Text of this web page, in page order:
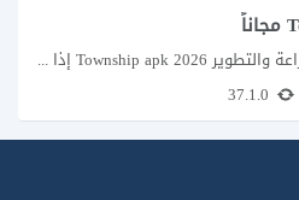
اشهر ألعاب الزراعة والتطوير Township apk 2026 إذا كنت تحب ألعاب الزراعة وبناء المدن،...